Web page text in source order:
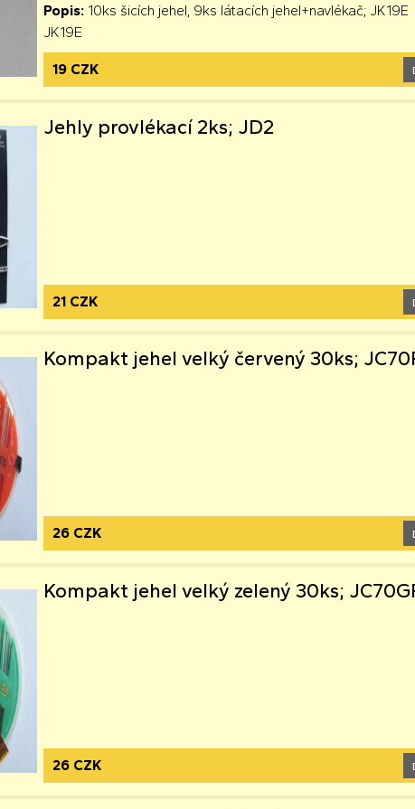
Popis: 10ks šicích jehel, 9ks látacích jehel+navlékač; JK19E
JK19E
19 CZK
Jehly provlékací 2ks; JD2
21 CZK
Kompakt jehel velký červený 30ks;
26 CZK
Kompakt jehel velký zelený 30ks;
26 CZK